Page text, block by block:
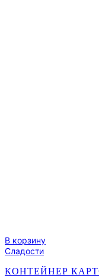
В корзину
Сладости
КОНТЕЙНЕР